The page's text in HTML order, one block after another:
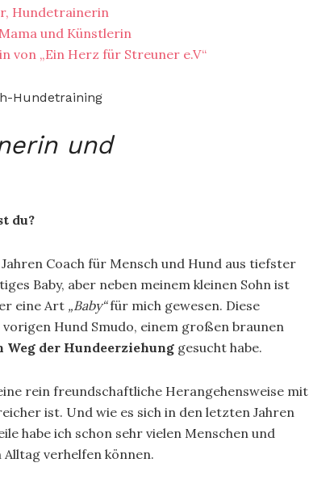
Hundetrainerin
und Künstlerin
von „Ein Herz für Streuner e.V“
und
du?
Coach für Mensch und Hund aus tiefster
Baby, aber neben meinem kleinen Sohn ist
eine Art „Baby“für mich gewesen. Diese
Hund Smudo, einem großen braunen
Weg der Hundeerziehung gesucht habe.
rein freundschaftliche Herangehensweise mit
ist. Und wie es sich in den letzten Jahren
habe ich schon sehr vielen Menschen und
verhelfen können.